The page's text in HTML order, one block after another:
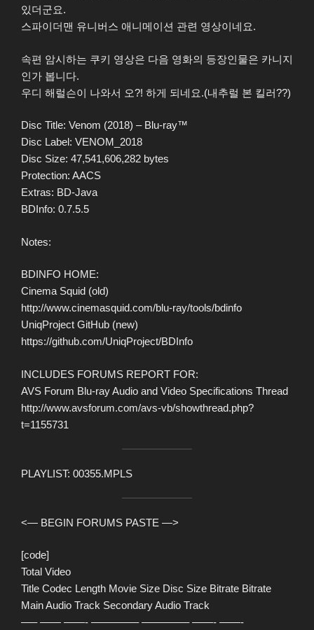
있더군요.
스파이더맨 유니버스 애니메이션 관련 영상이네요.
속편 암시하는 쿠키 영상은 다음 영화의 등장인물은 카니지
인가 봅니다.
우디 해럴슨이 나와서 오?! 하게 되네요.(내추럴 본 킬러??)
Disc Title: Venom (2018) – Blu-ray™
Disc Label: VENOM_2018
Disc Size: 47,541,606,282 bytes
Protection: AACS
Extras: BD-Java
BDInfo: 0.7.5.5
Notes:
BDINFO HOME:
Cinema Squid (old)
http://www.cinemasquid.com/blu-ray/tools/bdinfo
UniqProject GitHub (new)
https://github.com/UniqProject/BDInfo
INCLUDES FORUMS REPORT FOR:
AVS Forum Blu-ray Audio and Video Specifications Thread
http://www.avsforum.com/avs-vb/showthread.php?
t=1155731
PLAYLIST: 00355.MPLS
<— BEGIN FORUMS PASTE —>
[code]
Total Video
Title Codec Length Movie Size Disc Size Bitrate Bitrate
Main Audio Track Secondary Audio Track
—– —— ——- ————– ————– ——- ——-